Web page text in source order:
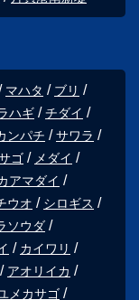
マハタ
ブリ
ハギ
チダイ
ンパチ
サワラ
ゴ
メダイ
アマダイ
ウオ
シロギス
ソウダ
カイワリ
アオリイカ
メカサゴ